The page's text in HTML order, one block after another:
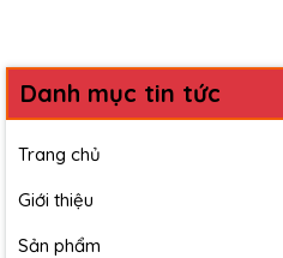
Danh mục tin tức
Trang chủ
Giới thiệu
Sản phẩm